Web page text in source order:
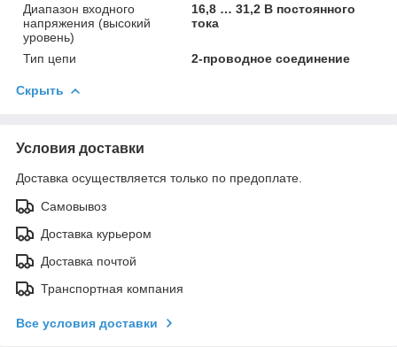
Диапазон входного
напряжения (высокий
уровень)
16,8 … 31,2 В постоянного
тока
Тип цепи 2-проводное соединение
Скрыть
Условия доставки
Доставка осуществляется только по предоплате.
Самовывоз
Доставка курьером
Доставка почтой
Транспортная компания
Все условия доставки